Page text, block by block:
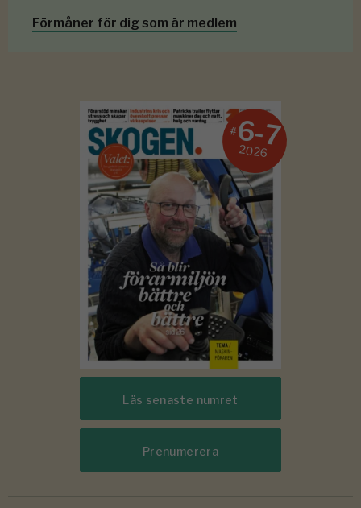
Förmåner för dig som är medlem
#6-7
2026
Läs senaste numret
Prenumerera